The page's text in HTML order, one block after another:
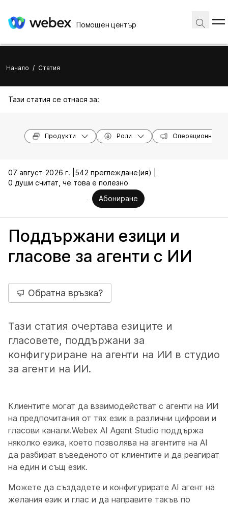
Помощен център
Начало / Статия
Тази статия се отнася за:
Продукти Роли Операционни
07 август 2026 г. | 542 преглеждане(ия) |
0 души считат, че това е полезно
Абониране
Поддържани езици и
гласове за агенти с ИИ
Обратна връзка?
Тази статия очертава езиците и
гласовете, поддържани за
конфигуриране на агенти на ИИ в студио
за агенти на ИИ.
Клиентите могат да взаимодействат с агенти на ИИ
на предпочитания от тях език в различни цифрови и
гласови канали.Webex AI Agent Studio поддържа
няколко езика, което позволява на агентите на AI
да разбират въведеното от клиентите и да реагират
на един и същ език.
Можете да създадете и конфигурирате AI агент на
желания език и глас и да направите такъв по